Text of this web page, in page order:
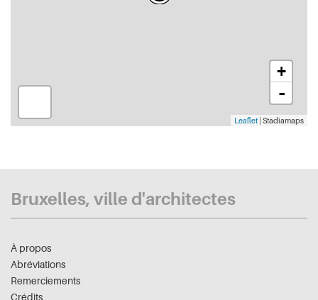
+
-
Leaflet | Stadiamaps
Bruxelles, ville d'architectes
À propos
Abréviations
Remerciements
Crédits